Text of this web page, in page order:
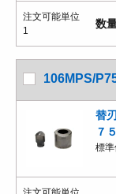
注文可能単位
1
数
106MPS/
替
７
標準